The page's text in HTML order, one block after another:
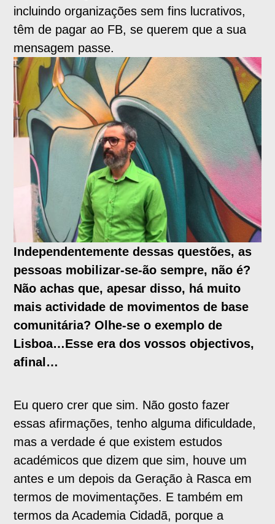
incluindo organizações sem fins lucrativos,
têm de pagar ao FB, se querem que a sua
mensagem passe.
Independentemente dessas questões, as
pessoas mobilizar-se-ão sempre, não é?
Não achas que, apesar disso, há muito
mais actividade de movimentos de base
comunitária? Olhe-se o exemplo de
Lisboa…Esse era dos vossos objectivos,
afinal…
Eu quero crer que sim. Não gosto fazer
essas afirmações, tenho alguma dificuldade,
mas a verdade é que existem estudos
académicos que dizem que sim, houve um
antes e um depois da Geração à Rasca em
termos de movimentações. E também em
termos da Academia Cidadã, porque a